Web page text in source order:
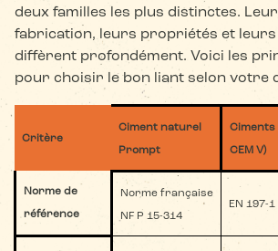
deux familles les plus distinctes.
fabrication, leurs propriétés et leurs
diffèrent profondément. Voici les
pour choisir le bon liant selon votre
Critère
Ciment naturel
Prompt
Ciments
CEM V)
Norme de
référence
Norme française
NF P 15-314
EN 197-1